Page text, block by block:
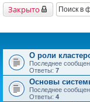
Закрыто
О роли
Последнее
Ответы: 7
Основы
Последнее
Ответы: 4